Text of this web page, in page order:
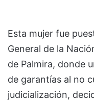
Esta mujer fue
General de la
de Palmira, donde
de garantías al no
judicialización,